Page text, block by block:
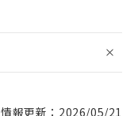
情報更新：2026/05/21